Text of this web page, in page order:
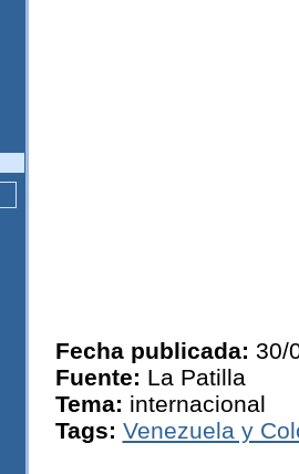
Fecha publicada: 30/
Fuente: La Patilla
Tema: internacional
Tags: Venezuela y